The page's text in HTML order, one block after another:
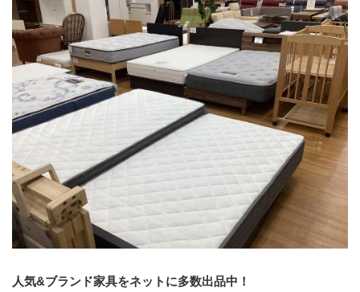
人気&ブランド家具をネットに多数出品中！